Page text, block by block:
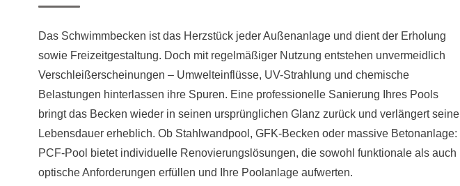
Das Schwimmbecken ist das Herzstück jeder Außenanlage und dient der Erholung
sowie Freizeitgestaltung. Doch mit regelmäßiger Nutzung entstehen unvermeidlich
Verschleißerscheinungen – Umwelteinflüsse, UV-Strahlung und chemische
Belastungen hinterlassen ihre Spuren. Eine professionelle Sanierung Ihres Pools
bringt das Becken wieder in seinen ursprünglichen Glanz zurück und verlängert seine
Lebensdauer erheblich. Ob Stahlwandpool, GFK-Becken oder massive Betonanlage:
PCF-Pool bietet individuelle Renovierungslösungen, die sowohl funktionale als auch
optische Anforderungen erfüllen und Ihre Poolanlage aufwerten.